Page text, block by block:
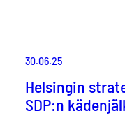
30.06.25
Helsingin
SDP:n